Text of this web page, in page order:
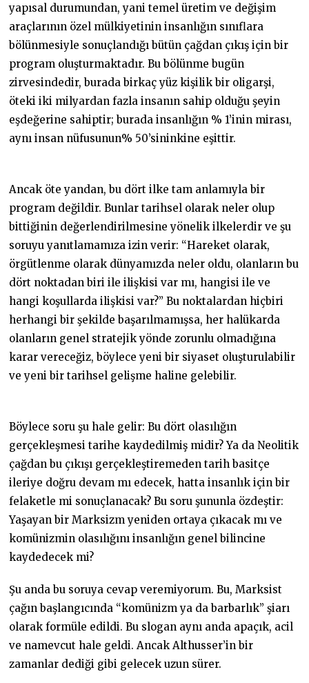
yapısal durumundan, yani temel üretim ve değişim
araçlarının özel mülkiyetinin insanlığın sınıflara
bölünmesiyle sonuçlandığı bütün çağdan çıkış için bir
program oluşturmaktadır. Bu bölünme bugün
zirvesindedir, burada birkaç yüz kişilik bir oligarşi,
öteki iki milyardan fazla insanın sahip olduğu şeyin
eşdeğerine sahiptir; burada insanlığın % 1’inin mirası,
aynı insan nüfusunun% 50’sininkine eşittir.
Ancak öte yandan, bu dört ilke tam anlamıyla bir
program değildir. Bunlar tarihsel olarak neler olup
bittiğinin değerlendirilmesine yönelik ilkelerdir ve şu
soruyu yanıtlamamıza izin verir: “Hareket olarak,
örgütlenme olarak dünyamızda neler oldu, olanların bu
dört noktadan biri ile ilişkisi var mı, hangisi ile ve
hangi koşullarda ilişkisi var?” Bu noktalardan hiçbiri
herhangi bir şekilde başarılmamışsa, her halükarda
olanların genel stratejik yönde zorunlu olmadığına
karar vereceğiz, böylece yeni bir siyaset oluşturulabilir
ve yeni bir tarihsel gelişme haline gelebilir.
Böylece soru şu hale gelir: Bu dört olasılığın
gerçekleşmesi tarihe kaydedilmiş midir? Ya da Neolitik
çağdan bu çıkışı gerçekleştiremeden tarih basitçe
ileriye doğru devam mı edecek, hatta insanlık için bir
felaketle mi sonuçlanacak? Bu soru şununla özdeştir:
Yaşayan bir Marksizm yeniden ortaya çıkacak mı ve
komünizmin olasılığını insanlığın genel bilincine
kaydedecek mi?
Şu anda bu soruya cevap veremiyorum. Bu, Marksist
çağın başlangıcında “komünizm ya da barbarlık” şiarı
olarak formüle edildi. Bu slogan aynı anda apaçık, acil
ve namevcut hale geldi. Ancak Althusser’in bir
zamanlar dediği gibi gelecek uzun sürer.